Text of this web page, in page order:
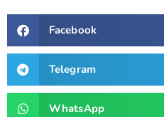
Facebook
Telegram
WhatsApp